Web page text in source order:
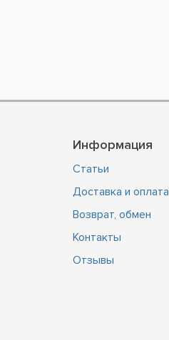
Информация
Статьи
Доставка и оплата
Возврат, обмен
Контакты
Отзывы